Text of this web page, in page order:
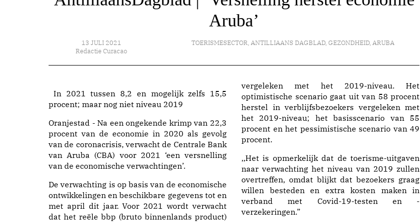
Aruba’
13 JULI 2021
Redactie Curacao
TOERISMESECTOR, ANTILLIAANS DAGBLAD, GEZONDHEID, ARUBA
In 2021 tussen 8,2 en mogelijk zelfs 15,5
procent; maar nog niet niveau 2019
Oranjestad - Na een ongekende krimp van 22,3
procent van de economie in 2020 als gevolg
van de coronacrisis, verwacht de Centrale Bank
van Aruba (CBA) voor 2021 ‘een versnelling
van de economische verwachtingen’.
De verwachting is op basis van de economische
ontwikkelingen en beschikbare gegevens tot en
met april dit jaar. Voor 2021 wordt verwacht
dat het reële bbp (bruto binnenlands product)
vergeleken met het 2019-niveau. Het
optimistische scenario gaat uit van 58 procent
herstel in verblijfsbezoekers vergeleken met
het 2019-niveau; het basisscenario van 55
procent en het pessimistische scenario van 49
procent.
,,Het is opmerkelijk dat de toerisme-uitgaven
naar verwachting het niveau van 2019 zullen
overtreffen, omdat blijkt dat bezoekers graag
willen besteden en extra kosten maken in
verband met Covid-19-testen en -
verzekeringen.”